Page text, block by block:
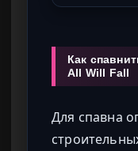
Как
All Will Fall
Для спавна